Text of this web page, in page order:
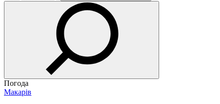
Погода
Макарів